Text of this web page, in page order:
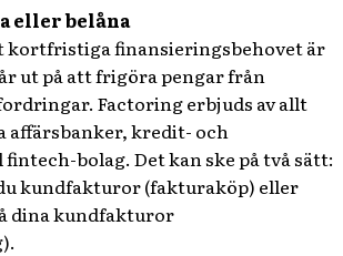
eller belåna
kortfristiga finansieringsbehovet är
ut på att frigöra pengar från
Factoring erbjuds av allt
kredit- och
bolag. Det kan ske på två sätt:
kundfakturor (fakturaköp) eller
dina kundfakturor